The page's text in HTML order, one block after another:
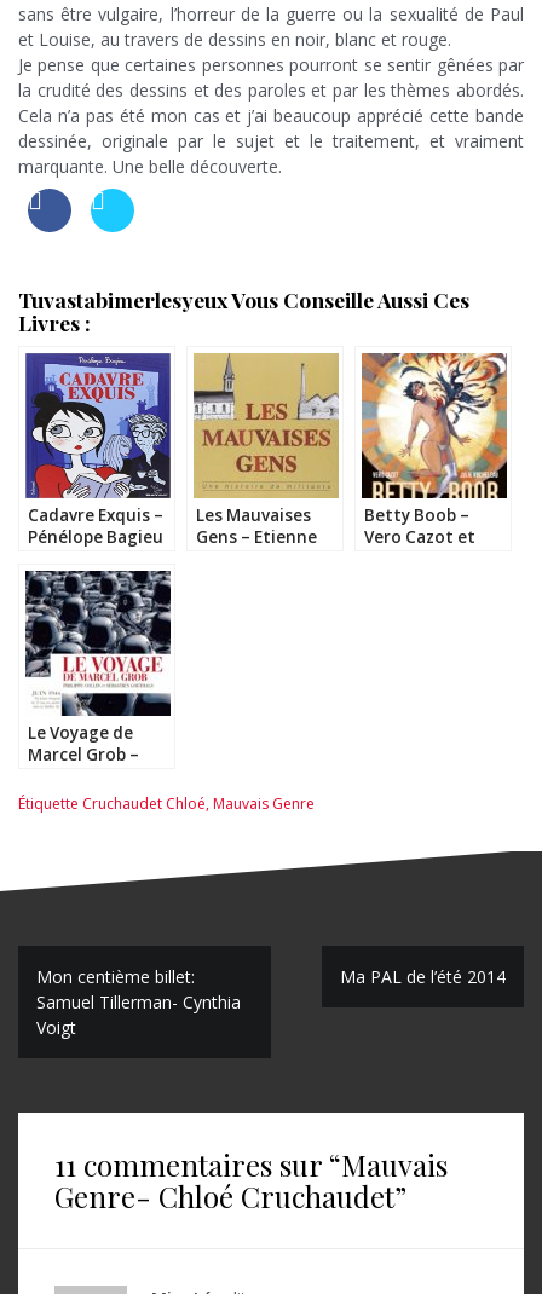
sans être vulgaire, l’horreur de la guerre ou la sexualité de Paul
et Louise, au travers de dessins en noir, blanc et rouge.
Je pense que certaines personnes pourront se sentir gênées par
la crudité des dessins et des paroles et par les thèmes abordés.
Cela n’a pas été mon cas et j’ai beaucoup apprécié cette bande
dessinée, originale par le sujet et le traitement, et vraiment
marquante. Une belle découverte.
Tuvastabimerlesyeux Vous Conseille Aussi Ces
Livres :
Cadavre Exquis –
Pénélope Bagieu
Les Mauvaises
Gens – Etienne
Betty Boob –
Vero Cazot et
Le Voyage de
Marcel Grob –
Sébastien
Goethals
Étiquette Cruchaudet Chloé,Mauvais Genre
N
v
i
Mon centième billet:
Samuel Tillerman- Cynthia
Voigt
Ma PAL de l’été 2014
11 commentaires sur “Mauvais
Genre- Chloé Cruchaudet”